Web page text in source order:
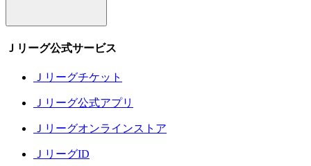
Ｊリーグ公式サービス
Ｊリーグチケット
Ｊリーグ公式アプリ
Ｊリーグオンラインストア
ＪリーグID